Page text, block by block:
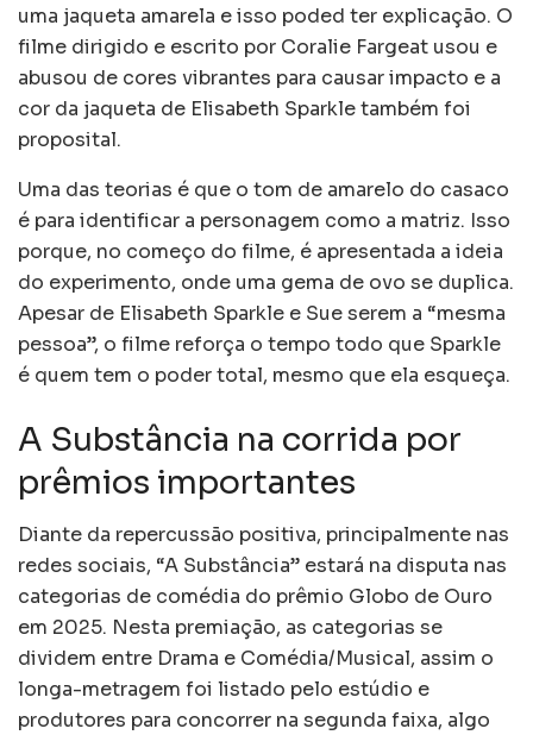
uma jaqueta amarela e isso poded ter explicação. O
filme dirigido e escrito por Coralie Fargeat usou e
abusou de cores vibrantes para causar impacto e a
cor da jaqueta de Elisabeth Sparkle também foi
proposital.
Uma das teorias é que o tom de amarelo do casaco
é para identificar a personagem como a matriz. Isso
porque, no começo do filme, é apresentada a ideia
do experimento, onde uma gema de ovo se duplica.
Apesar de Elisabeth Sparkle e Sue serem a “mesma
pessoa”, o filme reforça o tempo todo que Sparkle
é quem tem o poder total, mesmo que ela esqueça.
A Substância na corrida por
prêmios importantes
Diante da repercussão positiva, principalmente nas
redes sociais, “A Substância” estará na disputa nas
categorias de comédia do prêmio Globo de Ouro
em 2025. Nesta premiação, as categorias se
dividem entre Drama e Comédia/Musical, assim o
longa-metragem foi listado pelo estúdio e
produtores para concorrer na segunda faixa, algo